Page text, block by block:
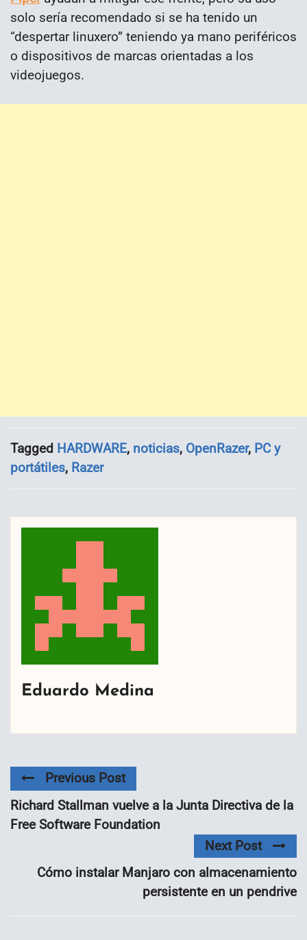
solo sería recomendado si se ha tenido un
“despertar linuxero” teniendo ya mano periféricos
o dispositivos de marcas orientadas a los
videojuegos.
Tagged HARDWARE, noticias, OpenRazer, PC y
portátiles, Razer
Eduardo Medina
Previous Post
Richard Stallman vuelve a la Junta Directiva de la
Free Software Foundation
Next Post
Cómo instalar Manjaro con almacenamiento
persistente en un pendrive